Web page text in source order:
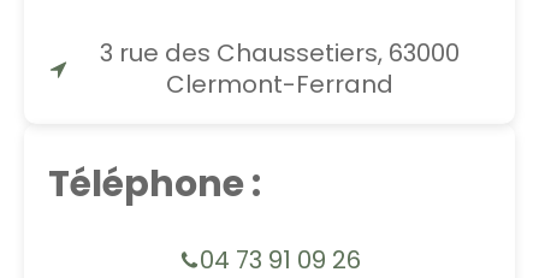
3 rue des Chaussetiers, 63000
Clermont-Ferrand
Téléphone :
04 73 91 09 26